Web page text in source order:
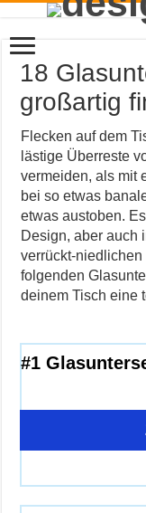
18
großartig
Flecken auf dem
lästige Überreste
vermeiden, als mit
bei so etwas
etwas austoben.
Design, aber auch
verrückt-
folgenden
deinem Tisch eine
#1